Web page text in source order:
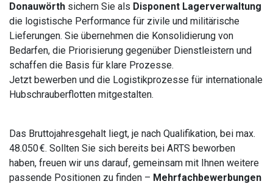
Donauwörth sichern Sie als Disponent Lagerverwaltung
die logistische Performance für zivile und militärische
Lieferungen. Sie übernehmen die Konsolidierung von
Bedarfen, die Priorisierung gegenüber Dienstleistern und
schaffen die Basis für klare Prozesse.
Jetzt bewerben und die Logistikprozesse für internationale
Hubschrauberflotten mitgestalten.
Das Bruttojahresgehalt liegt, je nach Qualifikation, bei max.
48.050 €. Sollten Sie sich bereits bei ARTS beworben
haben, freuen wir uns darauf, gemeinsam mit Ihnen weitere
passende Positionen zu finden – Mehrfachbewerbungen